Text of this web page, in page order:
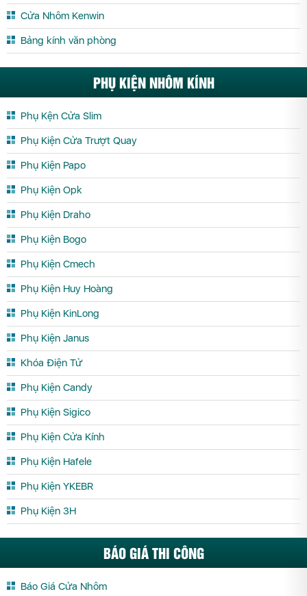
Cửa Nhôm Kenwin
Bảng kính văn phòng
PHỤ KIỆN NHÔM KÍNH
Phụ Kện Cửa Slim
Phụ Kiện Cửa Trượt Quay
Phụ Kiện Papo
Phụ Kiện Opk
Phụ Kiện Draho
Phụ Kiện Bogo
Phụ Kiện Cmech
Phụ Kiện Huy Hoàng
Phụ Kiện KinLong
Phụ Kiện Janus
Khóa Điện Tử
Phụ Kiện Candy
Phụ Kiện Sigico
Phụ Kiện Cửa Kính
Phụ Kiện Hafele
Phụ Kiện YKEBR
Phụ Kiện 3H
BÁO GIÁ THI CÔNG
Báo Giá Cửa Nhôm